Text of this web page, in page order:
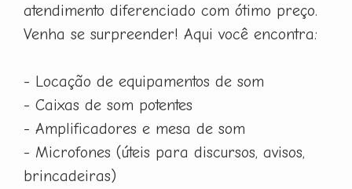
atendimento diferenciado com ótimo preço.
Venha se surpreender! Aqui você encontra:
- Locação de equipamentos de som
- Caixas de som potentes
- Amplificadores e mesa de som
- Microfones (úteis para discursos, avisos,
brincadeiras)